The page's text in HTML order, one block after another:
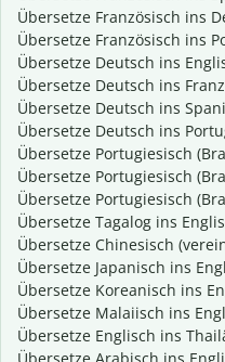
Übersetze Französisch ins
Übersetze Französisch ins
Übersetze Deutsch ins
Übersetze Deutsch ins
Übersetze Deutsch ins
Übersetze Deutsch ins
Übersetze Portugiesisch
Übersetze Portugiesisch
Übersetze Portugiesisch
Übersetze Tagalog ins
Übersetze Chinesisch
Übersetze Japanisch ins
Übersetze Koreanisch ins
Übersetze Malaiisch ins
Übersetze Englisch ins